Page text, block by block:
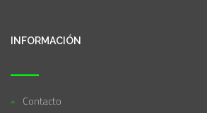
INFORMACIÓN
Contacto